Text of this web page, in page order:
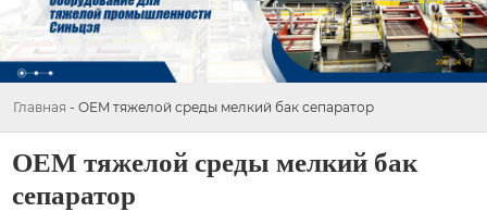
Главная - OEM тяжелой среды мелкий бак сепаратор
OEM тяжелой среды мелкий бак
сепаратор